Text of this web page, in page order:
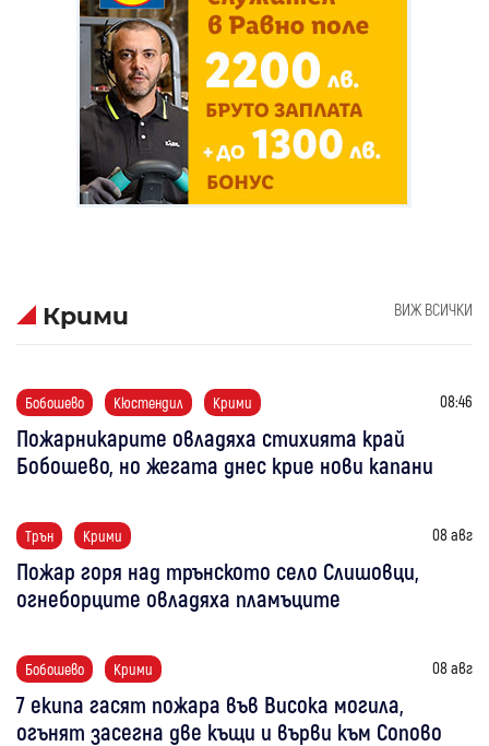
Крими ВИЖ ВСИЧКИ
Бобошево Кюстендил Крими 08:46
Пожарникарите овладяха стихията край
Бобошево, но жегата днес крие нови капани
Трън Крими 08 авг
Пожар горя над трънското село Слишовци,
огнеборците овладяха пламъците
Бобошево Крими 08 авг
7 екипа гасят пожара във Висока могила,
огънят засегна две къщи и върви към Сопово